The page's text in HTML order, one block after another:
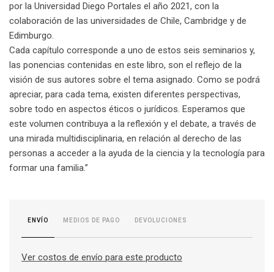
por la Universidad Diego Portales el año 2021, con la
colaboración de las universidades de Chile, Cambridge y de
Edimburgo.
Cada capítulo corresponde a uno de estos seis seminarios y,
las ponencias contenidas en este libro, son el reflejo de la
visión de sus autores sobre el tema asignado. Como se podrá
apreciar, para cada tema, existen diferentes perspectivas,
sobre todo en aspectos éticos o jurídicos. Esperamos que
este volumen contribuya a la reflexión y el debate, a través de
una mirada multidisciplinaria, en relación al derecho de las
personas a acceder a la ayuda de la ciencia y la tecnología para
formar una familia.”
ENVÍO MEDIOS DE PAGO DEVOLUCIONES
Ver costos de envío para este producto